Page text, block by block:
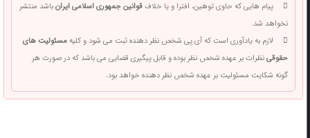
پیام هایی که حاوی توهین، افترا و یا خلافقوانین جمهوری اسلامی ایرانباشد منتشر
نخواهد شد.
لازم به یادآوری است که آی پی شخص نظر دهنده ثبت می شود و کلیهمسئولیت های
حقوقینظرات بر عهده شخص نظر بوده و قابل پیگیری قضایی می باشد که در صورت هر
گونه شکایت مسئولیت بر عهده شخص نظر دهنده خواهد بود.